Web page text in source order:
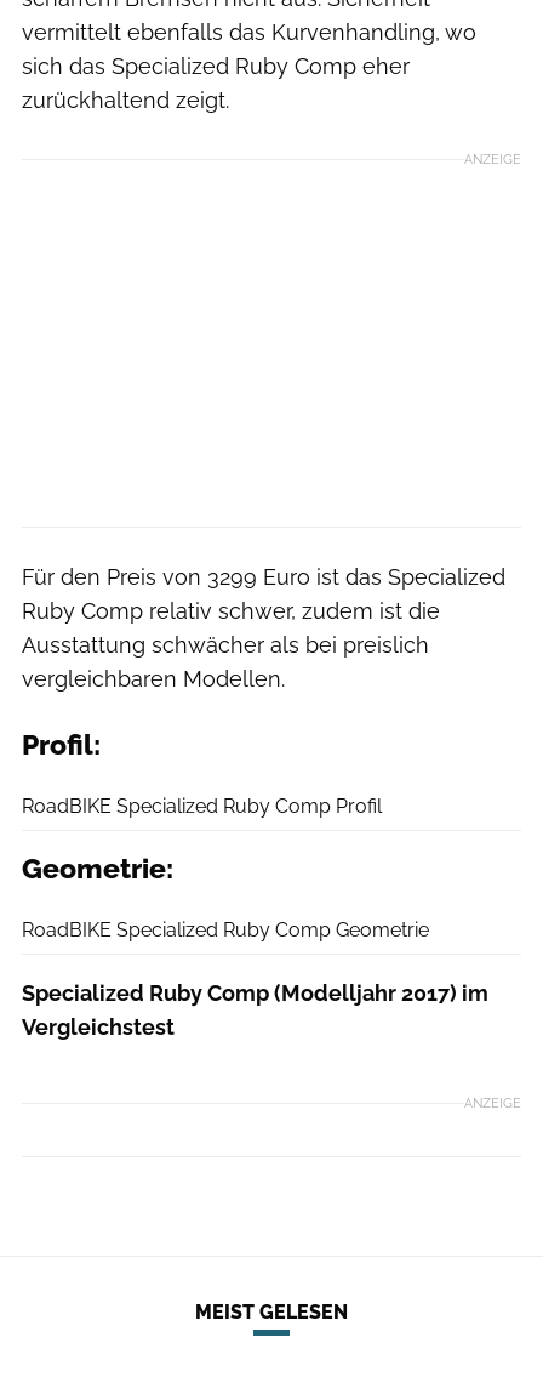
vermittelt ebenfalls das Kurvenhandling, wo
sich das Specialized Ruby Comp eher
zurückhaltend zeigt.
ANZEIGE
Für den Preis von 3299 Euro ist das Specialized
Ruby Comp relativ schwer, zudem ist die
Ausstattung schwächer als bei preislich
vergleichbaren Modellen.
Profil:
RoadBIKE Specialized Ruby Comp Profil
Geometrie:
RoadBIKE Specialized Ruby Comp Geometrie
Specialized Ruby Comp (Modelljahr 2017) im
Vergleichstest
ANZEIGE
MEIST GELESEN